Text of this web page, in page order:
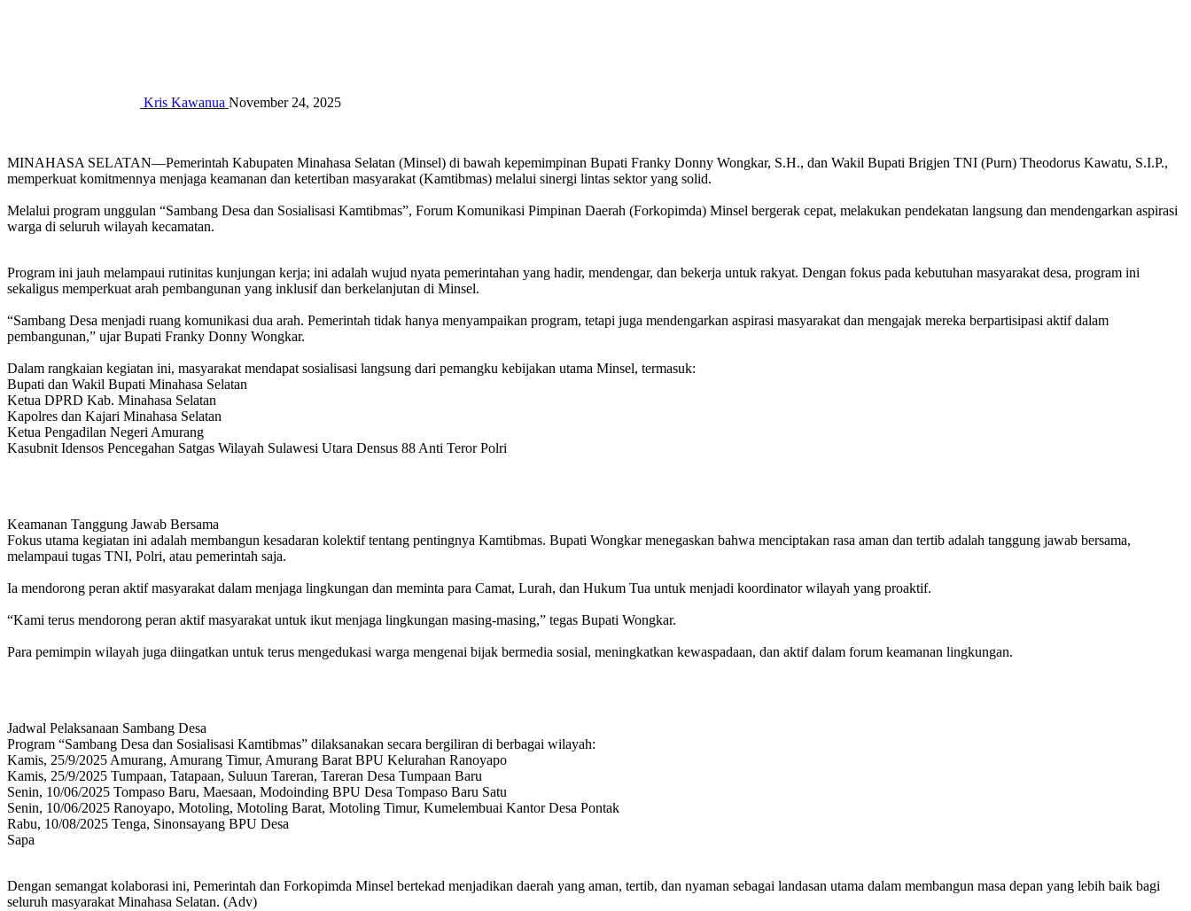
Kris Kawanua November 24, 2025
MINAHASA SELATAN—Pemerintah Kabupaten Minahasa Selatan (Minsel) di bawah kepemimpinan Bupati Franky Donny Wongkar, S.H., dan Wakil Bupati Brigjen TNI (Purn) Theodorus Kawatu, S.I.P.,
memperkuat komitmennya menjaga keamanan dan ketertiban masyarakat (Kamtibmas) melalui sinergi lintas sektor yang solid.
Melalui program unggulan “Sambang Desa dan Sosialisasi Kamtibmas”, Forum Komunikasi Pimpinan Daerah (Forkopimda) Minsel bergerak cepat, melakukan pendekatan langsung dan mendengarkan aspirasi
warga di seluruh wilayah kecamatan.
‎Program ini jauh melampaui rutinitas kunjungan kerja; ini adalah wujud nyata pemerintahan yang hadir, mendengar, dan bekerja untuk rakyat. Dengan fokus pada kebutuhan masyarakat desa, program ini
sekaligus memperkuat arah pembangunan yang inklusif dan berkelanjutan di Minsel.
“Sambang Desa menjadi ruang komunikasi dua arah. Pemerintah tidak hanya menyampaikan program, tetapi juga mendengarkan aspirasi masyarakat dan mengajak mereka berpartisipasi aktif dalam
pembangunan,” ujar Bupati Franky Donny Wongkar.
Dalam rangkaian kegiatan ini, masyarakat mendapat sosialisasi langsung dari pemangku kebijakan utama Minsel, termasuk:
‎Bupati dan Wakil Bupati Minahasa Selatan
‎Ketua DPRD Kab. Minahasa Selatan
‎Kapolres dan Kajari Minahasa Selatan
‎Ketua Pengadilan Negeri Amurang
‎Kasubnit Idensos Pencegahan Satgas Wilayah Sulawesi Utara Densus 88 Anti Teror Polri
‎Keamanan Tanggung Jawab Bersama
‎Fokus utama kegiatan ini adalah membangun kesadaran kolektif tentang pentingnya Kamtibmas. Bupati Wongkar menegaskan bahwa menciptakan rasa aman dan tertib adalah tanggung jawab bersama,
melampaui tugas TNI, Polri, atau pemerintah saja.
Ia mendorong peran aktif masyarakat dalam menjaga lingkungan dan meminta para Camat, Lurah, dan Hukum Tua untuk menjadi koordinator wilayah yang proaktif.
‎“Kami terus mendorong peran aktif masyarakat untuk ikut menjaga lingkungan masing-masing,” tegas Bupati Wongkar.
‎Para pemimpin wilayah juga diingatkan untuk terus mengedukasi warga mengenai bijak bermedia sosial, meningkatkan kewaspadaan, dan aktif dalam forum keamanan lingkungan.
Jadwal Pelaksanaan Sambang Desa
‎Program “Sambang Desa dan Sosialisasi Kamtibmas” dilaksanakan secara bergiliran di berbagai wilayah:
‎Kamis, 25/9/2025 Amurang, Amurang Timur, Amurang Barat BPU Kelurahan Ranoyapo
‎Kamis, 25/9/2025 Tumpaan, Tatapaan, Suluun Tareran, Tareran Desa Tumpaan Baru
‎Senin, 10/06/2025 Tompaso Baru, Maesaan, Modoinding BPU Desa Tompaso Baru Satu
‎Senin, 10/06/2025 Ranoyapo, Motoling, Motoling Barat, Motoling Timur, Kumelembuai Kantor Desa Pontak
‎Rabu, 10/08/2025 Tenga, Sinonsayang BPU Desa
Sapa
‎Dengan semangat kolaborasi ini, Pemerintah dan Forkopimda Minsel bertekad menjadikan daerah yang aman, tertib, dan nyaman sebagai landasan utama dalam membangun masa depan yang lebih baik bagi
seluruh masyarakat Minahasa Selatan. (Adv)